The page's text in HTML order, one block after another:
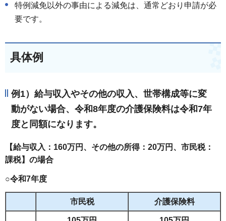
特例減免以外の事由による減免は、通常どおり申請が必
要です。
具体例
例1）給与収入やその他の収入、世帯構成等に変
動がない場合、令和8年度の介護保険料は令和7年
度と同額になります。
【給与収入：160万円、その他の所得：20万円、市民税：
課税】の場合
○令和7年度
市民税 介護保険料